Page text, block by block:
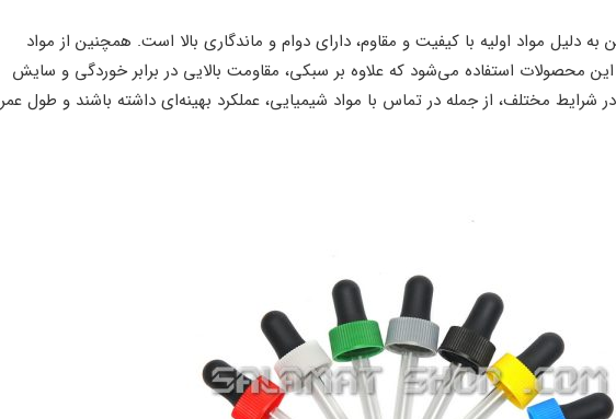
دلیل مواد اولیه با کیفیت و مقاوم، دارای دوام و ماندگاری بالا است. همچنین از مواد
این محصولات استفاده می‌شود که علاوه بر سبکی، مقاومت بالایی در برابر خوردگی و سایش
شرایط مختلف، از جمله در تماس با مواد شیمیایی، عملکرد بهینه‌ای داشته باشند و طول عمر